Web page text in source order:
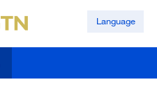
Language